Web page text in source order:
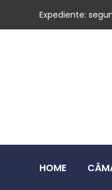
Expediente:
HOME